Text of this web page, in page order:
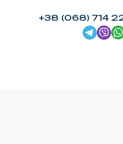
+38 (068) 714